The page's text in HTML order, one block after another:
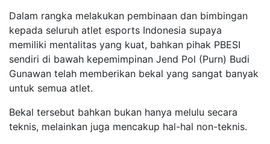
Dalam rangka melakukan pembinaan dan bimbingan
kepada seluruh atlet esports Indonesia supaya
memiliki mentalitas yang kuat, bahkan pihak PBESI
sendiri di bawah kepemimpinan Jend Pol (Purn) Budi
Gunawan telah memberikan bekal yang sangat banyak
untuk semua atlet.
Bekal tersebut bahkan bukan hanya melulu secara
teknis, melainkan juga mencakup hal-hal non-teknis.